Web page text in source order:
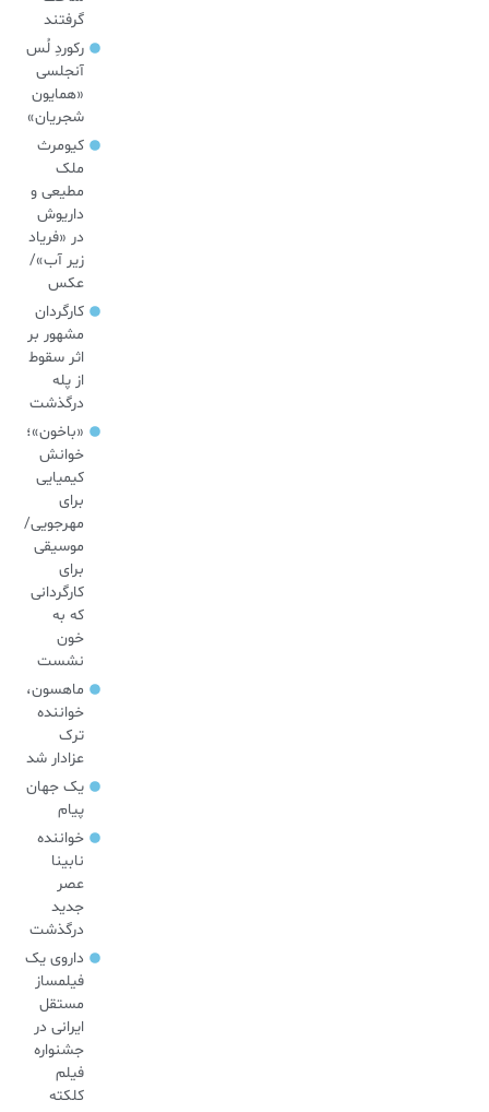
گرفتند
رکوردِ لُس
آنجلسی
«همایون
شجریان»
کیومرث
ملک
مطیعی و
داریوش
در «فریاد
زیر آب»/
عکس
کارگردان
مشهور بر
اثر سقوط
از پله
درگذشت
«باخون»‌؛
خوانش
کیمیایی
برای
مهرجویی/
موسیقی
برای
کارگردانی
که به
خون
نشست
ماهسون،
خواننده
ترک
عزادار شد
یک جهان
پیام
خواننده
نابینا
عصر
جدید
درگذشت
داروی یک
فیلمساز
مستقل
ایرانی در
جشنواره
فیلم
کلکته